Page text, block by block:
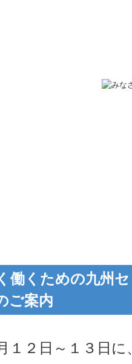
働くための九州
ご案内
１２日～１３日に